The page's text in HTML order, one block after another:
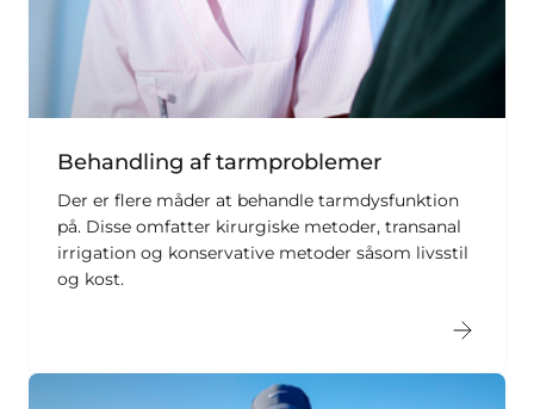
Behandling af tarmproblemer
Der er flere måder at behandle tarmdysfunktion
på. Disse omfatter kirurgiske metoder, transanal
irrigation og konservative metoder såsom livsstil
og kost.